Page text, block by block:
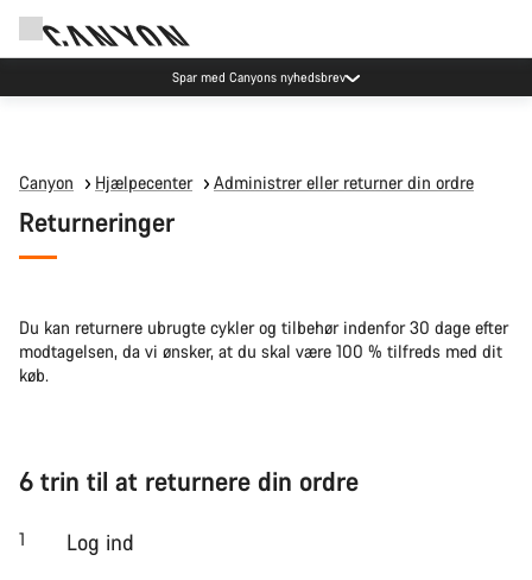
Spar med Canyons nyhedsbrev
Canyon Hjælpecenter Administrer eller returner din ordre
Returneringer
Du kan returnere ubrugte cykler og tilbehør indenfor 30 dage efter
modtagelsen, da vi ønsker, at du skal være 100 % tilfreds med dit
køb.
6 trin til at returnere din ordre
Log ind